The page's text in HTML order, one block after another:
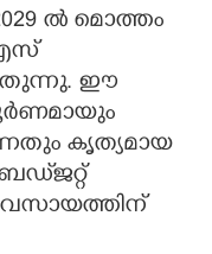
ൽ മൊത്തം
ഈ
കൃത്യമായ